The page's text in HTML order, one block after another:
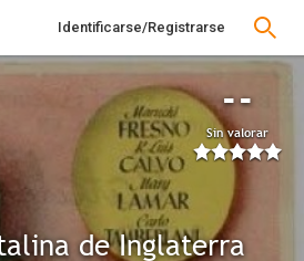
Identificarse/Registrarse
--
Sin valorar
de Inglaterra